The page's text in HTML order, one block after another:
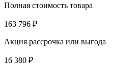
Полная стоимость товара
163 796 ₽
Акция рассрочка или выгода
16 380 ₽